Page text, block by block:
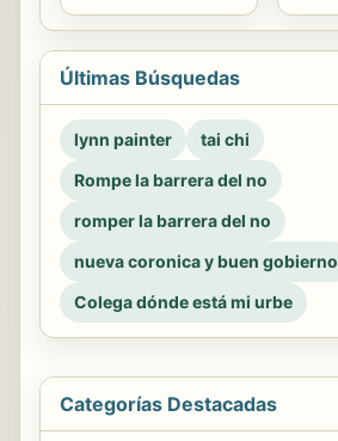
Últimas Búsquedas
lynn painter
tai chi
Rompe la barrera del no
romper la barrera del no
nueva coronica y buen gobierno
Colega dónde está mi urbe
Categorías Destacadas